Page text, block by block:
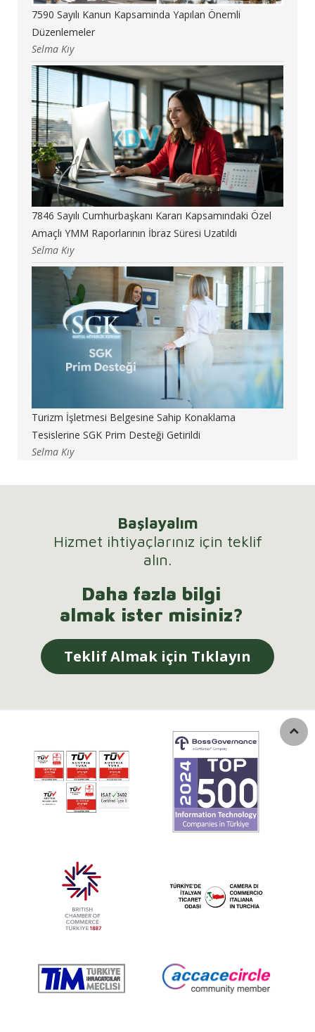
7590 Sayılı Kanun Kapsamında Yapılan Önemli
Düzenlemeler
Selma Kıy
7846 Sayılı Cumhurbaşkanı Kararı Kapsamındaki Özel
Amaçlı YMM Raporlarının İbraz Süresi Uzatıldı
Selma Kıy
Turizm İşletmesi Belgesine Sahip Konaklama
Tesislerine SGK Prim Desteği Getirildi
Selma Kıy
Başlayalım
Hizmet ihtiyaçlarınız için teklif
alın.
Daha fazla bilgi
almak ister misiniz?
Teklif Almak için Tıklayın